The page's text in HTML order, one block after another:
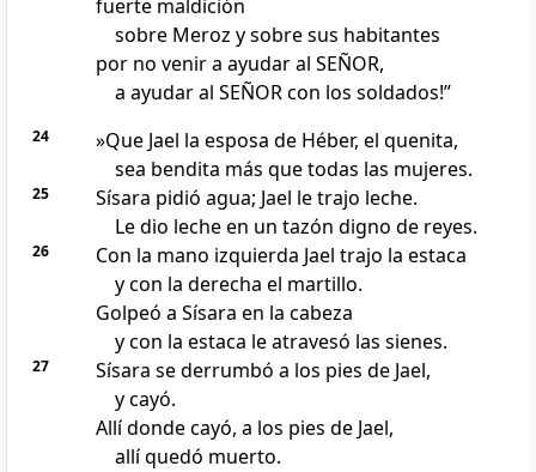
fuerte maldición
sobre Meroz y sobre sus habitantes
por no venir a ayudar al SEÑOR,
a ayudar al SEÑOR con los soldados!”
24
»Que Jael la esposa de Héber, el quenita,
sea bendita más que todas las mujeres.
25
Sísara pidió agua; Jael le trajo leche.
Le dio leche en un tazón digno de reyes.
26
Con la mano izquierda Jael trajo la estaca
y con la derecha el martillo.
Golpeó a Sísara en la cabeza
y con la estaca le atravesó las sienes.
27
Sísara se derrumbó a los pies de Jael,
y cayó.
Allí donde cayó, a los pies de Jael,
allí quedó muerto.